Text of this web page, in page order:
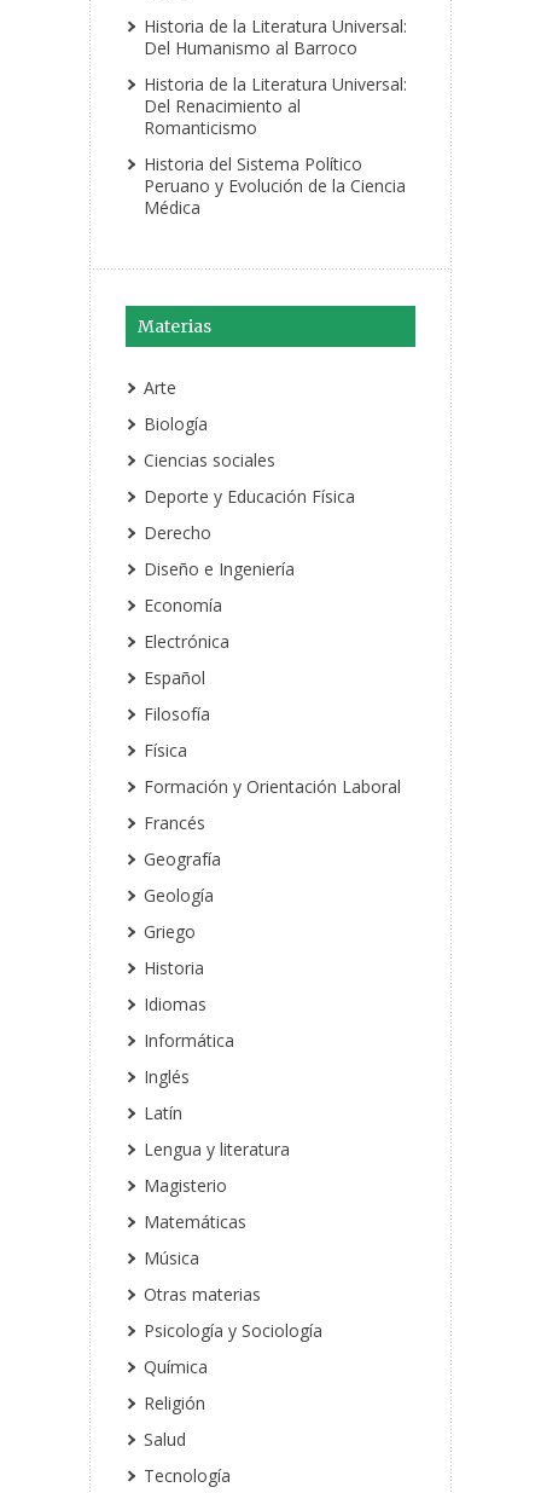
Historia de la Literatura Universal:
Del Humanismo al Barroco
Historia de la Literatura Universal:
Del Renacimiento al
Romanticismo
Historia del Sistema Político
Peruano y Evolución de la Ciencia
Médica
Materias
Arte
Biología
Ciencias sociales
Deporte y Educación Física
Derecho
Diseño e Ingeniería
Economía
Electrónica
Español
Filosofía
Física
Formación y Orientación Laboral
Francés
Geografía
Geología
Griego
Historia
Idiomas
Informática
Inglés
Latín
Lengua y literatura
Magisterio
Matemáticas
Música
Otras materias
Psicología y Sociología
Química
Religión
Salud
Tecnología